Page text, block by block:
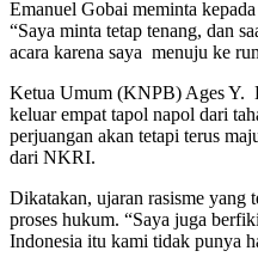
Emanuel Gobai meminta
“Saya minta tetap tenang, dan
acara karena saya menuju ke
Ketua Umum (KNPB) Ages Y.
keluar empat tapol napol dari
perjuangan akan tetapi terus
dari NKRI.
Dikatakan, ujaran rasisme yang
proses hukum. “Saya juga
Indonesia itu kami tidak punya